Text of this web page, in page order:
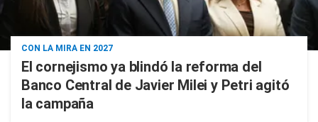
CON LA MIRA EN 2027
El cornejismo ya blindó la reforma del
Banco Central de Javier Milei y Petri agitó
la campaña